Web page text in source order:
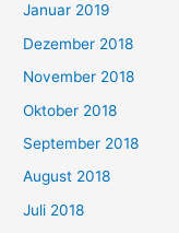
Januar 2019
Dezember 2018
November 2018
Oktober 2018
September 2018
August 2018
Juli 2018